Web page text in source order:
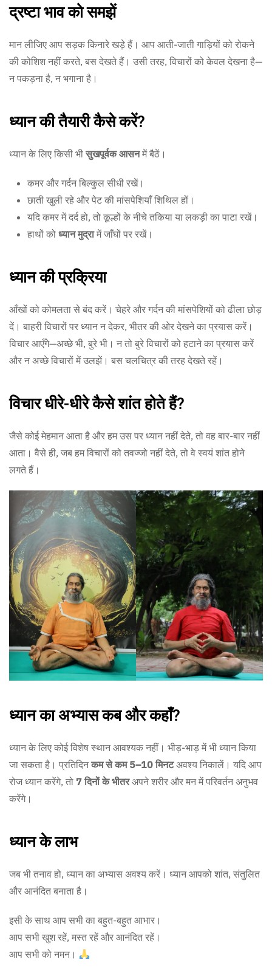
द्रष्टा भाव को समझें
मान लीजिए आप सड़क किनारे खड़े हैं। आप आती-जाती गाड़ियों को रोकने
की कोशिश नहीं करते, बस देखते हैं। उसी तरह, विचारों को केवल देखना है—
न पकड़ना है, न भगाना है।
ध्यान की तैयारी कैसे करें?
ध्यान के लिए किसी भीसुखपूर्वक आसनमें बैठें।
कमर और गर्दन बिल्कुल सीधी रखें।
छाती खुली रहे और पेट की मांसपेशियाँ शिथिल हों।
यदि कमर में दर्द हो, तो कूल्हों के नीचे तकिया या लकड़ी का पाटा रखें।
हाथों को ध्यान मुद्रामें जाँघों पर रखें।
ध्यान की प्रक्रिया
आँखों को कोमलता से बंद करें। चेहरे और गर्दन की मांसपेशियों को ढीला छोड़
दें। बाहरी विचारों पर ध्यान न देकर, भीतर की ओर देखने का प्रयास करें।
विचार आएँगे—अच्छे भी, बुरे भी। न तो बुरे विचारों को हटाने का प्रयास करें
और न अच्छे विचारों में उलझें। बस चलचित्र की तरह देखते रहें।
विचार धीरे-धीरे कैसे शांत होते हैं?
जैसे कोई मेहमान आता है और हम उस पर ध्यान नहीं देते, तो वह बार-बार नहीं
आता। वैसे ही, जब हम विचारों को तवज्जो नहीं देते, तो वे स्वयं शांत होने
लगते हैं।
ध्यान का अभ्यास कब और कहाँ?
ध्यान के लिए कोई विशेष स्थान आवश्यक नहीं। भीड़-भाड़ में भी ध्यान किया
जा सकता है। प्रतिदिनकम से कम 5–10 मिनटअवश्य निकालें। यदि आप
रोज ध्यान करेंगे, तो 7 दिनों के भीतरअपने शरीर और मन में परिवर्तन अनुभव
करेंगे।
ध्यान के लाभ
जब भी तनाव हो, ध्यान का अभ्यास अवश्य करें। ध्यान आपको शांत, संतुलित
और आनंदित बनाता है।
इसी के साथ आप सभी का बहुत-बहुत आभार।
आप सभी खुश रहें, मस्त रहें और आनंदित रहें।
आप सभी को नमन।